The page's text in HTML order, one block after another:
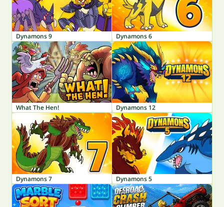
Dynamons 9 Dynamons 6
What The Hen! Dynamons 12
Dynamons 7 Dynamons 5